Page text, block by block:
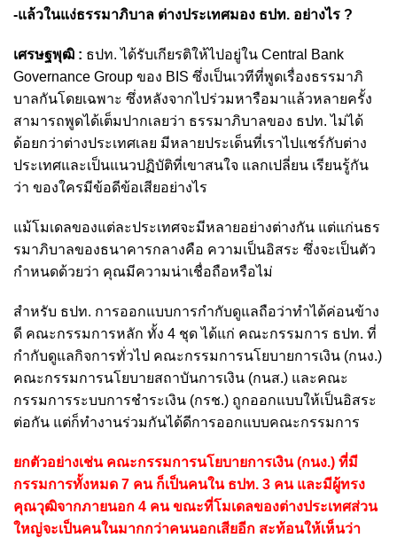
-แล้วในแง่ธรรมาภิบาล ต่างประเทศมอง ธปท. อย่างไร ?
เศรษฐพุฒิ : ธปท. ได้รับเกียรติให้ไปอยู่ใน Central Bank
Governance Group ของ BIS ซึ่งเป็นเวทีที่พูดเรื่องธรรมาภิ
บาลกันโดยเฉพาะ ซึ่งหลังจากไปร่วมหารือมาแล้วหลายครั้ง
สามารถพูดได้เต็มปากเลยว่า ธรรมาภิบาลของ ธปท. ไม่ได้
ด้อยกว่าต่างประเทศเลย มีหลายประเด็นที่เราไปแชร์กับต่าง
ประเทศและเป็นแนวปฏิบัติที่เขาสนใจ แลกเปลี่ยน เรียนรู้กัน
ว่า ของใครมีข้อดีข้อเสียอย่างไร
แม้โมเดลของแต่ละประเทศจะมีหลายอย่างต่างกัน แต่แก่นธร
รมาภิบาลของธนาคารกลางคือ ความเป็นอิสระ ซึ่งจะเป็นตัว
กำหนดด้วยว่า คุณมีความน่าเชื่อถือหรือไม่
สำหรับ ธปท. การออกแบบการกำกับดูแลถือว่าทำได้ค่อนข้าง
ดี คณะกรรมการหลัก ทั้ง 4 ชุด ได้แก่ คณะกรรมการ ธปท. ที่
กำกับดูแลกิจการทั่วไป คณะกรรมการนโยบายการเงิน (กนง.)
คณะกรรมการนโยบายสถาบันการเงิน (กนส.) และคณะ
กรรมการระบบการชำระเงิน (กรช.) ถูกออกแบบให้เป็นอิสระ
ต่อกัน แต่ก็ทำงานร่วมกันได้ดีการออกแบบคณะกรรมการ
ยกตัวอย่างเช่น คณะกรรมการนโยบายการเงิน (กนง.) ที่มี
กรรมการทั้งหมด 7 คน ก็เป็นคนใน ธปท. 3 คน และมีผู้ทรง
คุณวุฒิจากภายนอก 4 คน ขณะที่โมเดลของต่างประเทศส่วน
ใหญ่จะเป็นคนในมากกว่าคนนอกเสียอีก สะท้อนให้เห็นว่า